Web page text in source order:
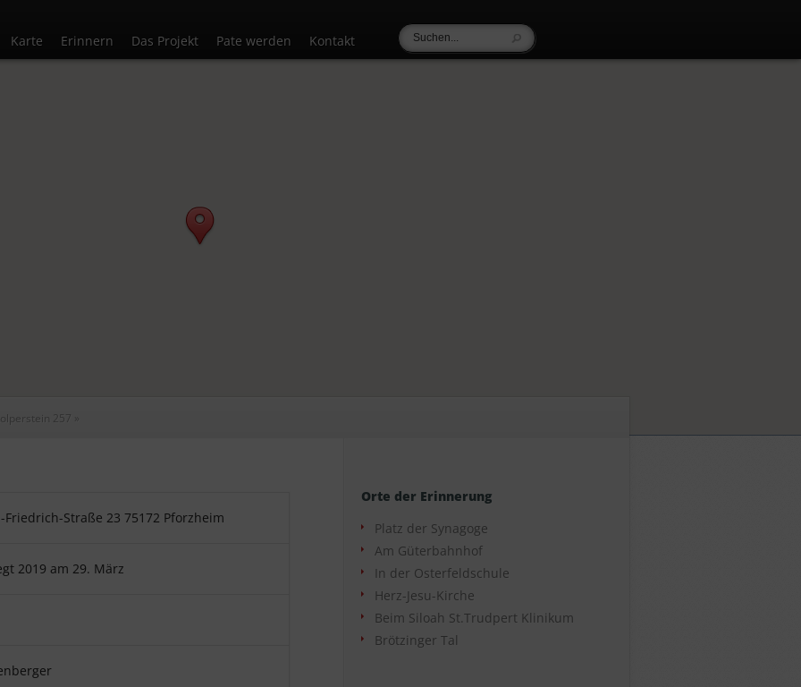
Karte Erinnern Das Projekt Pate werden Kontakt
257 »
Straße 23 75172 Pforzheim
2019 am 29. März
Orte der Erinnerung
Platz der Synagoge
Am Güterbahnhof
In der Osterfeldschule
Herz-Jesu-Kirche
Beim Siloah St.Trudpert Klinikum
Brötzinger Tal